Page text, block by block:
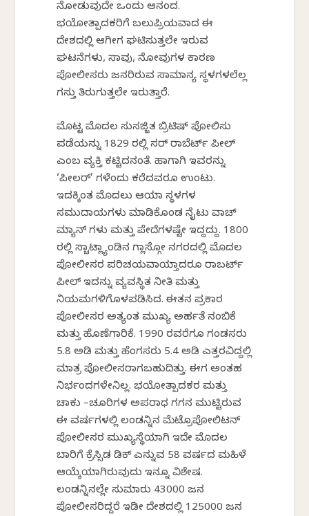
ನೋಡುವುದೇ ಒಂದು ಆನಂದ.
ಭಯೋತ್ಪಾದಕರಿಗೆ ಬಲುಪ್ರಿಯವಾದ ಈ
ದೇಶದಲ್ಲಿ ಆಗೀಗ ಘಟಿಸುತ್ತಲೇ ಇರುವ
ಘಟನೆಗಳು, ಸಾವು, ನೋವುಗಳ ಕಾರಣ
ಪೋಲೀಸರು ಜನರಿರುವ ಸಾಮಾನ್ಯ ಸ್ಥಳಗಳಲೆಲ್ಲ
ಗಸ್ತು ತಿರುಗುತ್ತಲೇ ಇರುತ್ತಾರೆ.
ಮೊಟ್ಟ ಮೊದಲ ಸುಸಜ್ಜಿತ ಬ್ರಿಟಿಷ್ ಪೋಲಿಸು
ಪಡೆಯನ್ನು 1829 ರಲ್ಲಿ ಸರ್ ರಾಬೆರ್ಟ್ ಪೀಲ್
ಎಂಬ ವ್ಯಕ್ತಿ ಕಟ್ಟಿದನಂತೆ. ಹಾಗಾಗಿ ಇವರನ್ನು
‘ಪೀಲರ್’ ಗಳೆಂದು ಕರೆದವರೂ ಉಂಟು.
ಇದಕ್ಕಿಂತ ಮೊದಲು ಆಯಾ ಸ್ಥಳಗಳ
ಸಮುದಾಯಗಳು ಮಾಡಿಕೊಂಡ ನೈಟು ವಾಚ್
ಮ್ಯಾನ್ ಗಳು ಮತ್ತು ಪೇದೆಗಳಷ್ಟೇ ಇದ್ದದ್ದು. 1800
ರಲ್ಲಿ ಸ್ಚಾಟ್ಲ್ಯಾಂಡಿನ ಗ್ಲಾಸ್ಗೋ ನಗರದಲ್ಲಿ ಮೊದಲ
ಪೋಲೀಸರ ಪರಿಚಯವಾಯ್ತಾದರೂ ರಾಬರ್ಟ್
ಪೀಲ್ ಇದನ್ನು ವ್ಯವಸ್ಥಿತ ನೀತಿ ಮತ್ತು
ನಿಯಮಗಳಿಗೊಳಪಡಿಸಿದ. ಈತನ ಪ್ರಕಾರ
ಪೋಲೀಸರ ಅತ್ಯಂತ ಮುಖ್ಯ ಅರ್ಹತೆ ನಂಬಿಕೆ
ಮತ್ತು ಹೊಣೆಗಾರಿಕೆ. 1990 ರವರೆಗೂ ಗಂಡಸರು
5.8 ಅಡಿ ಮತ್ತು ಹೆಂಗಸರು 5.4 ಅಡಿ ಎತ್ತರವಿದ್ದಲ್ಲಿ
ಮಾತ್ರ ಪೋಲೀಸರಾಗಬಹುದಿತ್ತು. ಈಗ ಅಂತಹ
ನಿರ್ಭಂದಗಳೇನಿಲ್ಲ. ಭಯೋತ್ಪಾದಕರ ಮತ್ತು
ಚಾಕು –ಚೂರಿಗಳ ಅಪರಾಧ ಗಗನ ಮುಟ್ಟಿರುವ
ಈ ವರ್ಷಗಳಲ್ಲಿ ಲಂಡನ್ನಿನ ಮೆಟ್ರೊಪೋಲಿಟನ್
ಪೋಲೀಸರ ಮುಖ್ಯಸ್ಥೆಯಾಗಿ ಇದೇ ಮೊದಲ
ಬಾರಿಗೆ ಕ್ರೆಸ್ಸಿಡ ಡಿಕ್ ಎನ್ನುವ 58 ವರ್ಷದ ಮಹಿಳೆ
ಆಯ್ಕೆಯಾಗಿರುವುದು ಇನ್ನೂ ವಿಶೇಷ.
ಲಂಡನ್ನಿನಲ್ಲೇ ಸುಮಾರು 43000 ಜನ
ಪೋಲೀಸರಿದ್ದರೆ ಇಡೀ ದೇಶದಲ್ಲಿ 125000 ಜನ